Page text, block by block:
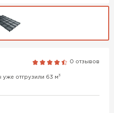
0 отзывов
уже отгрузили 63 м3